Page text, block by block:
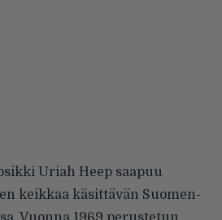
Uriah Heep saapuu
keikkaa käsittävän Suomen-